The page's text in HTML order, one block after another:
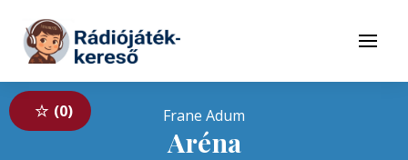
Tovább a tartalomhoz
Menü
0 Frane Adum
Aréna